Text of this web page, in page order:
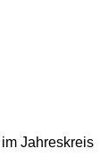
Jahreskreis